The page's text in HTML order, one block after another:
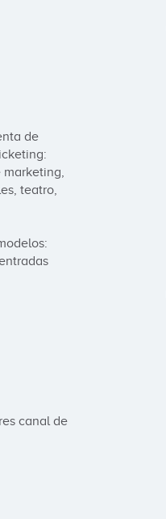
de
marketing,
teatro,
canal de